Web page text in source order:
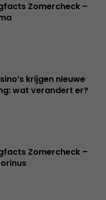
Zomercheck –
krijgen nieuwe
wat verandert er?
Zomercheck –